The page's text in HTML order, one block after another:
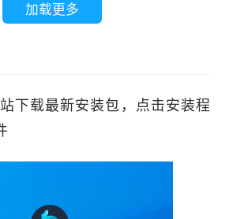
将《求生之路》那疯狂无
系统能程序化地改变沿途天气
音效。
加载更多
载最新安装包，点击安装程